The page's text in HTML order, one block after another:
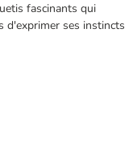
fascinants qui
d'exprimer ses instincts